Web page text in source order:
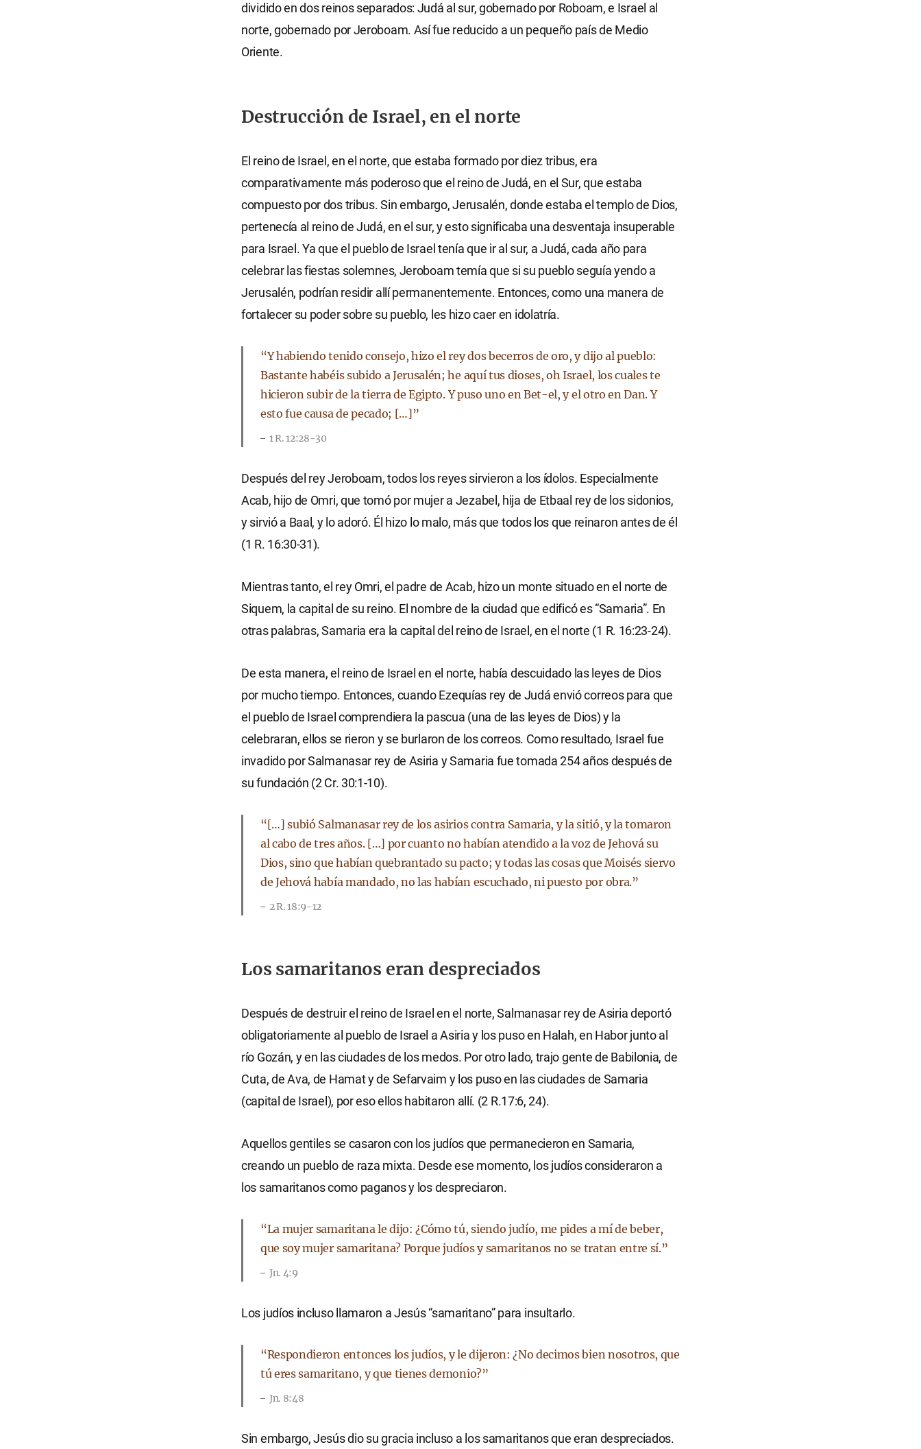
dividido en dos reinos separados: Judá al sur, gobernado por Roboam, e Israel al
norte, gobernado por Jeroboam. Así fue reducido a un pequeño país de Medio
Oriente.
Destrucción de Israel, en el norte
El reino de Israel, en el norte, que estaba formado por diez tribus, era
comparativamente más poderoso que el reino de Judá, en el Sur, que estaba
compuesto por dos tribus. Sin embargo, Jerusalén, donde estaba el templo de Dios,
pertenecía al reino de Judá, en el sur, y esto significaba una desventaja insuperable
para Israel. Ya que el pueblo de Israel tenía que ir al sur, a Judá, cada año para
celebrar las fiestas solemnes, Jeroboam temía que si su pueblo seguía yendo a
Jerusalén, podrían residir allí permanentemente. Entonces, como una manera de
fortalecer su poder sobre su pueblo, les hizo caer en idolatría.
“Y habiendo tenido consejo, hizo el rey dos becerros de oro, y dijo al pueblo:
Bastante habéis subido a Jerusalén; he aquí tus dioses, oh Israel, los cuales te
hicieron subir de la tierra de Egipto. Y puso uno en Bet-el, y el otro en Dan. Y
esto fue causa de pecado; […]”
1 R. 12:28-30
Después del rey Jeroboam, todos los reyes sirvieron a los ídolos. Especialmente
Acab, hijo de Omri, que tomó por mujer a Jezabel, hija de Etbaal rey de los sidonios,
y sirvió a Baal, y lo adoró. Él hizo lo malo, más que todos los que reinaron antes de él
(1 R. 16:30-31).
Mientras tanto, el rey Omri, el padre de Acab, hizo un monte situado en el norte de
Siquem, la capital de su reino. El nombre de la ciudad que edificó es “Samaria”. En
otras palabras, Samaria era la capital del reino de Israel, en el norte (1 R. 16:23-24).
De esta manera, el reino de Israel en el norte, había descuidado las leyes de Dios
por mucho tiempo. Entonces, cuando Ezequías rey de Judá envió correos para que
el pueblo de Israel comprendiera la pascua (una de las leyes de Dios) y la
celebraran, ellos se rieron y se burlaron de los correos. Como resultado, Israel fue
invadido por Salmanasar rey de Asiria y Samaria fue tomada 254 años después de
su fundación (2 Cr. 30:1-10).
“[…] subió Salmanasar rey de los asirios contra Samaria, y la sitió, y la tomaron
al cabo de tres años. […] por cuanto no habían atendido a la voz de Jehová su
Dios, sino que habían quebrantado su pacto; y todas las cosas que Moisés siervo
de Jehová había mandado, no las habían escuchado, ni puesto por obra.”
2 R. 18:9-12
Los samaritanos eran despreciados
Después de destruir el reino de Israel en el norte, Salmanasar rey de Asiria deportó
obligatoriamente al pueblo de Israel a Asiria y los puso en Halah, en Habor junto al
río Gozán, y en las ciudades de los medos. Por otro lado, trajo gente de Babilonia, de
Cuta, de Ava, de Hamat y de Sefarvaim y los puso en las ciudades de Samaria
(capital de Israel), por eso ellos habitaron allí. (2 R.17:6, 24).
Aquellos gentiles se casaron con los judíos que permanecieron en Samaria,
creando un pueblo de raza mixta. Desde ese momento, los judíos consideraron a
los samaritanos como paganos y los despreciaron.
“La mujer samaritana le dijo: ¿Cómo tú, siendo judío, me pides a mí de beber,
que soy mujer samaritana? Porque judíos y samaritanos no se tratan entre sí.”
Jn. 4:9
Los judíos incluso llamaron a Jesús “samaritano” para insultarlo.
“Respondieron entonces los judíos, y le dijeron: ¿No decimos bien nosotros, que
tú eres samaritano, y que tienes demonio?”
Jn. 8:48
Sin embargo, Jesús dio su gracia incluso a los samaritanos que eran despreciados.